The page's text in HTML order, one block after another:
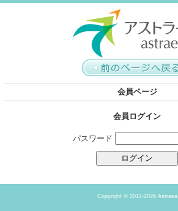
会員ページ
会員ログイン
パスワード
Copyright © 2014-2026 Astraea